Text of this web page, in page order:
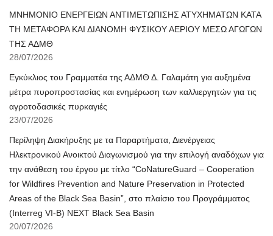
ΜΝΗΜΟΝΙΟ ΕΝΕΡΓΕΙΩΝ ΑΝΤΙΜΕΤΩΠΙΣΗΣ ΑΤΥΧΗΜΑΤΩΝ ΚΑΤΑ
ΤΗ ΜΕΤΑΦΟΡΑ ΚΑΙ ΔΙΑΝΟΜΗ ΦΥΣΙΚΟΥ ΑΕΡΙΟΥ ΜΕΣΩ ΑΓΩΓΩΝ
ΤΗΣ ΑΔΜΘ
28/07/2026
Εγκύκλιος του Γραμματέα της ΑΔΜΘ Δ. Γαλαμάτη για αυξημένα
μέτρα πυροπροστασίας και ενημέρωση των καλλιεργητών για τις
αγροτοδασικές πυρκαγιές
23/07/2026
Περίληψη Διακήρυξης με τα Παραρτήματα, Διενέργειας
Ηλεκτρονικού Ανοικτού Διαγωνισμού για την επιλογή αναδόχων για
την ανάθεση του έργου με τίτλο “CoNatureGuard – Cooperation
for Wildfires Prevention and Nature Preservation in Protected
Areas of the Black Sea Basin”, στο πλαίσιο του Προγράμματος
(Interreg VI-B) NEXT Black Sea Basin
20/07/2026